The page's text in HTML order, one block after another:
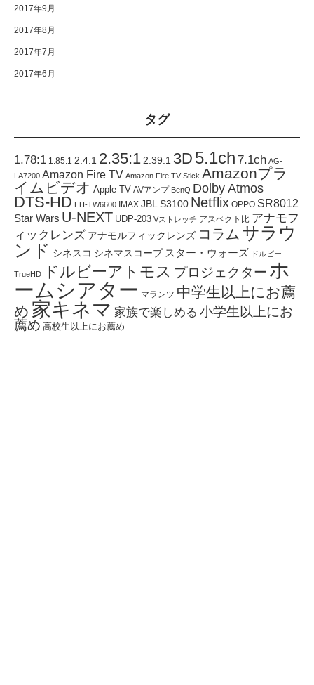
2017年9月
2017年8月
2017年7月
2017年6月
タグ
1.78:1 1.85:1 2.4:1 2.35:1 2.39:1 3D 5.1ch 7.1ch AG-
LA7200 Amazon Fire TV Amazon Fire TV Stick Amazonプラ
イムビデオ Apple TV AVアンプ BenQ Dolby Atmos
DTS-HD EH-TW6600 IMAX JBL S3100 Netflix OPPO SR8012
Star Wars U-NEXT UDP-203 Vストレッチ アスペクト比 アナモフ
ィックレンズ アナモルフィックレンズ コラム サラウ
ンド シネスコ シネマスコープ スター・ウォーズ ドルビー
TrueHD ドルビーアトモス プロジェクター ホ
ームシアター マランツ 中学生以上にお薦
め 家キネマ 家族で楽しめる 小学生以上にお
薦め 高校生以上にお薦め